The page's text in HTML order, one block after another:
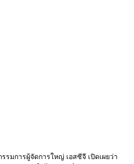
รมการผู้จัดการใหญ่ เอสซีจี เปิดเผยว่า